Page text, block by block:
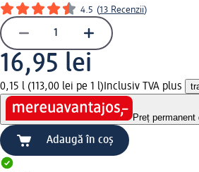
4.5 (13 Recenzii)
16,95 lei
0,15 l (113,00 lei pe 1 l) Inclusiv TVA plus
Preț permanent
Adaugă în coș